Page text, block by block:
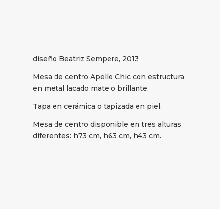
diseño Beatriz Sempere, 2013
Mesa de centro Apelle Chic con estructura
en metal lacado mate o brillante.
Tapa en cerámica o tapizada en piel.
Mesa de centro disponible en tres alturas
diferentes: h73 cm, h63 cm, h43 cm.